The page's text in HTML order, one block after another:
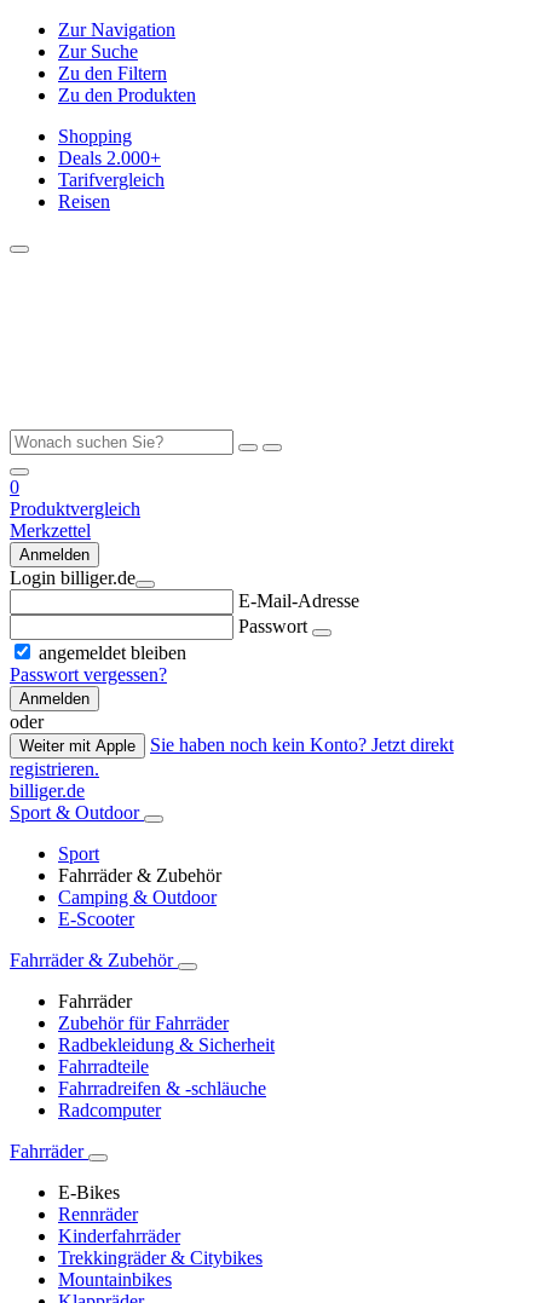
Zur Navigation
Zur Suche
Zu den Filtern
Zu den Produkten
Shopping
Deals 2.000+
Tarifvergleich
Reisen
0
Produktvergleich
Merkzettel
Anmelden
Login billiger.de
E-Mail-Adresse
Passwort
angemeldet bleiben
Passwort vergessen?
Anmelden
oder
Weiter mit Apple
Sie haben noch kein Konto? Jetzt direkt
registrieren.
billiger.de
Sport & Outdoor
Sport
Fahrräder & Zubehör
Camping & Outdoor
E-Scooter
Fahrräder & Zubehör
Fahrräder
Zubehör für Fahrräder
Radbekleidung & Sicherheit
Fahrradteile
Fahrradreifen & -schläuche
Radcomputer
Fahrräder
E-Bikes
Rennräder
Kinderfahrräder
Trekkingräder & Citybikes
Mountainbikes